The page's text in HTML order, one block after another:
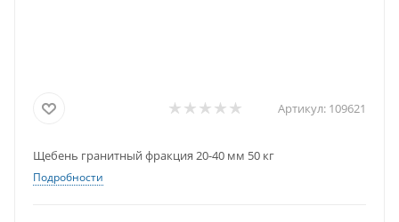
Артикул: 109621
Щебень гранитный фракция 20-40 мм 50 кг
Подробности